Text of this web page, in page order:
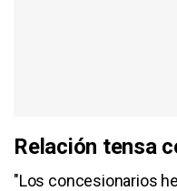
Relación tensa
"Los concesionarios